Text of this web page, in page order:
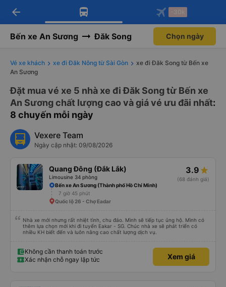
Tải app Vexere ngay!
Nhận ưu đãi thành viên độc
Mở app
Tải app Vexere
-30k/ghế khi đặt vé máy bay qua
Mở app
arrow_back -30k
Bến xe An Sương Đăk Song Chọn ngày
Vé xe khách xe đi Đăk Nông từ Sài Gòn
xe đi Đăk Song từ Bến xe
An Sương
Đặt mua vé xe 5 nhà xe đi Đăk Song từ Bến xe
An Sương chất lượng cao và giá vé ưu đãi nhất:
8 chuyến mỗi ngày
Vexere Team
Ngày cập nhật: 09/08/2026
Quang Đông (Đắk Lắk)
Limousine 34 phòng
3.9
(68 đánh giá)
Bến xe An Sương (Thành phố Hồ Chí Minh)
7 giờ 45 phút
Quốc lộ 26 - Chợ Eadar
Nhà xe mới nhưng rất nhiệt tình, chu đáo. Mình sẽ tiếp tục ủng hộ. Mình có
thêm lựa chọn mới khi đi tuyến Eakar - SG. Chúc nhà xe sẽ phát triển có
nhiều KH biết đến và luôn nâng cao chất lượng dịch vụ.
Không cần thanh toán trước
Xác nhận chỗ ngay lập tức
Xem giá